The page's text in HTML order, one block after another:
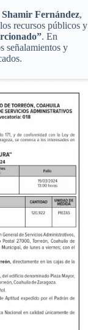
Shamir Fernández,
recursos públicos y
. En
señalamientos y